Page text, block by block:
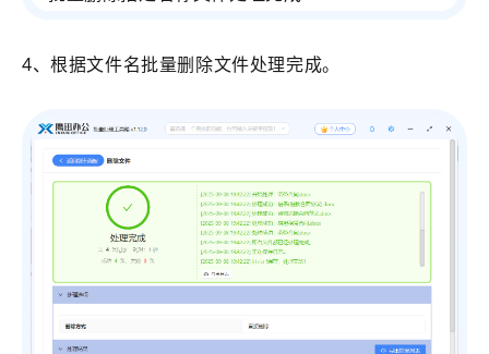
4、根据文件名批量删除文件处理完成。